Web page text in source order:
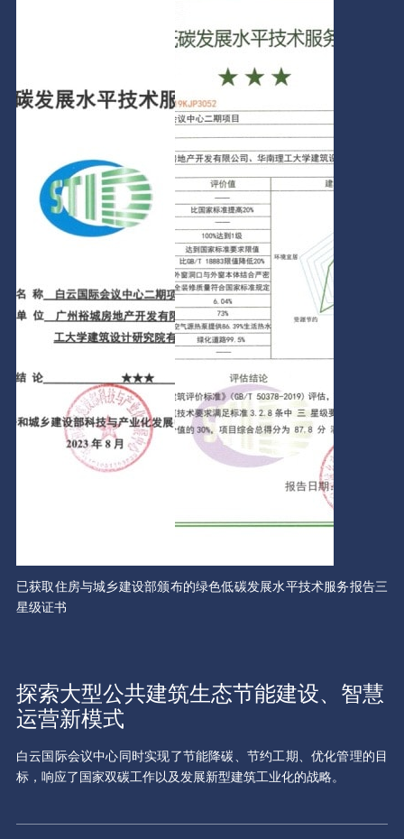
已获取住房与城乡建设部颁布的绿色低碳发展水平技术服务报告三
星级证书
探索大型公共建筑生态节能建设、智慧
运营新模式
白云国际会议中心同时实现了节能降碳、节约工期、优化管理的目
标，响应了国家双碳工作以及发展新型建筑工业化的战略。